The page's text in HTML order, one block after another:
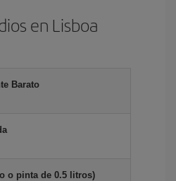
en Lisboa
Barato
o pinta de 0.5 litros)